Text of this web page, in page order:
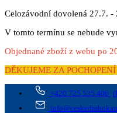
Celozávodní dovolená 27.7. -
V tomto termínu se nebude
Objednané zboží z webu po
DĚKUJEME ZA POCHOPENÍ
+420 725 535 406